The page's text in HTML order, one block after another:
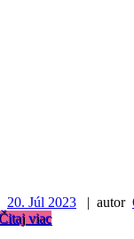
20. Júl 2023 | autor
viac